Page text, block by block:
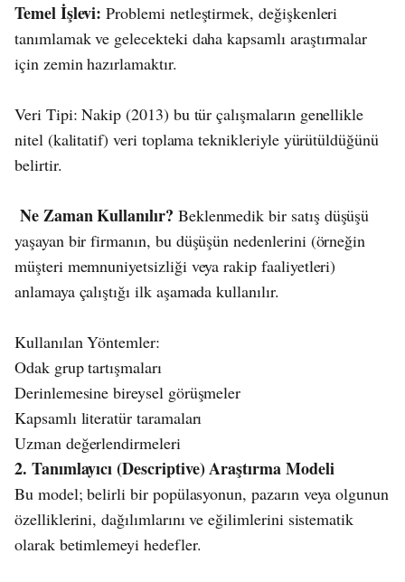
Temel İşlevi: Problemi netleştirmek, değişkenleri
tanımlamak ve gelecekteki daha kapsamlı araştırmalar
için zemin hazırlamaktır.
Veri Tipi: Nakip (2013) bu tür çalışmaların genellikle
nitel (kalitatif) veri toplama teknikleriyle yürütüldüğünü
belirtir.
Ne Zaman Kullanılır? Beklenmedik bir satış düşüşü
yaşayan bir firmanın, bu düşüşün nedenlerini (örneğin
müşteri memnuniyetsizliği veya rakip faaliyetleri)
anlamaya çalıştığı ilk aşamada kullanılır.
Kullanılan Yöntemler:
Odak grup tartışmaları
Derinlemesine bireysel görüşmeler
Kapsamlı literatür taramaları
Uzman değerlendirmeleri
2. Tanımlayıcı (Descriptive) Araştırma Modeli
Bu model; belirli bir popülasyonun, pazarın veya olgunun
özelliklerini, dağılımlarını ve eğilimlerini sistematik
olarak betimlemeyi hedefler.